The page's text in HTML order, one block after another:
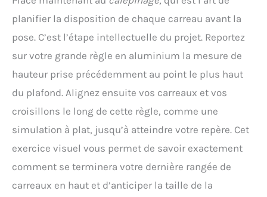
planifier la disposition de chaque carreau avant la
pose. C’est l’étape intellectuelle du projet. Reportez
sur votre grande règle en aluminium la mesure de
hauteur prise précédemment au point le plus haut
du plafond. Alignez ensuite vos carreaux et vos
croisillons le long de cette règle, comme une
simulation à plat, jusqu’à atteindre votre repère. Cet
exercice visuel vous permet de savoir exactement
comment se terminera votre dernière rangée de
carreaux en haut et d’anticiper la taille de la